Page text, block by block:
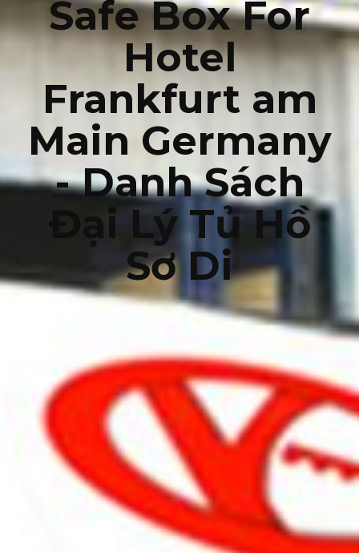
Safe Box For
Hotel
Frankfurt am
Main Germany
- Danh Sách
Đại Lý Tủ Hồ
Sơ Di